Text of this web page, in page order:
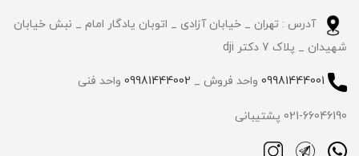
آدرس : تهران _ خیابان آزادی _ اتوبان یادگار امام _ نبش خیابان
شهیدان _ پلاک 7 دکتر dji
09981444001 واحد فروش _ 09981444002 واحد فنی
021-66046190 پشتیبانی